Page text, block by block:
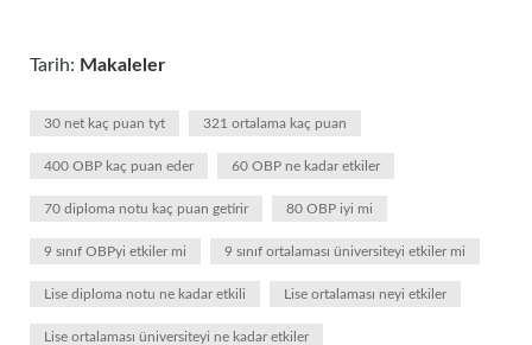
Tarih: Makaleler
30 net kaç puan tyt 321 ortalama kaç puan
400 OBP kaç puan eder 60 OBP ne kadar etkiler
70 diploma notu kaç puan getirir 80 OBP iyi mi
9 sınıf OBPyi etkiler mi 9 sınıf ortalaması üniversiteyi etkiler mi
Lise diploma notu ne kadar etkili Lise ortalaması neyi etkiler
Lise ortalaması üniversiteyi ne kadar etkiler